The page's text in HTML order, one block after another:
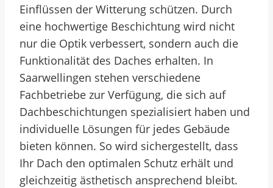
Einflüssen der Witterung schützen. Durch
eine hochwertige Beschichtung wird nicht
nur die Optik verbessert, sondern auch die
Funktionalität des Daches erhalten. In
Saarwellingen stehen verschiedene
Fachbetriebe zur Verfügung, die sich auf
Dachbeschichtungen spezialisiert haben und
individuelle Lösungen für jedes Gebäude
bieten können. So wird sichergestellt, dass
Ihr Dach den optimalen Schutz erhält und
gleichzeitig ästhetisch ansprechend bleibt.